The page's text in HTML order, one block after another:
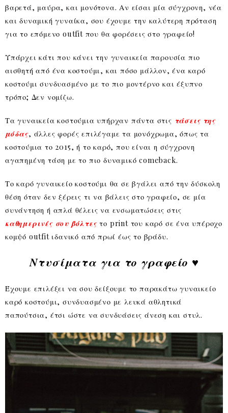
βαρετά, μαύρα, και μονότονα. Αν είσαι μία σύγχρονη, νέα
και δυναμική γυναίκα, σου έχουμε την καλύτερη πρόταση
για το επόμενο outfit που θα φορέσεις στο γραφείο!
Υπάρχει κάτι που κάνει την γυναικεία παρουσία πιο
αισθητή από ένα κοστούμι, και πόσο μάλλον, ένα καρό
κοστούμι συνδυασμένο με το πιο μοντέρνο και έξυπνο
τρόπο; Δεν νομίζω.
Τα γυναικεία κοστούμια υπήρχαν πάντα στις τάσεις της
μόδας, άλλες φορές επιλέγαμε τα μονόχρωμα, όπως τα
κοστούμια το 2015, ή το καρό, που είναι η σύγχρονη
αγαπημένη τάση με το πιο δυναμικό comeback.
Το καρό γυναικείο κοστούμι θα σε βγάλει από την δύσκολη
θέση όταν δεν ξέρεις τι να βάλεις στο γραφείο, σε μία
συνάντηση ή απλά θέλεις να ενσωματώσεις στις
καθημερινές σου βόλτεςτο print του καρό σε ένα υπέροχο
κομψό outfit ιδανικό από πρωί έως το βράδυ.
Ντυσίματα για το γραφείο ♥
Έχουμε επιλέξει να σου δείξουμε το παρακάτω γυναικείο
καρό κοστούμι, συνδυασμένο με λευκά αθλητικά
παπούτσια, έτσι ώστε να συνδυάσεις άνεση και στυλ.